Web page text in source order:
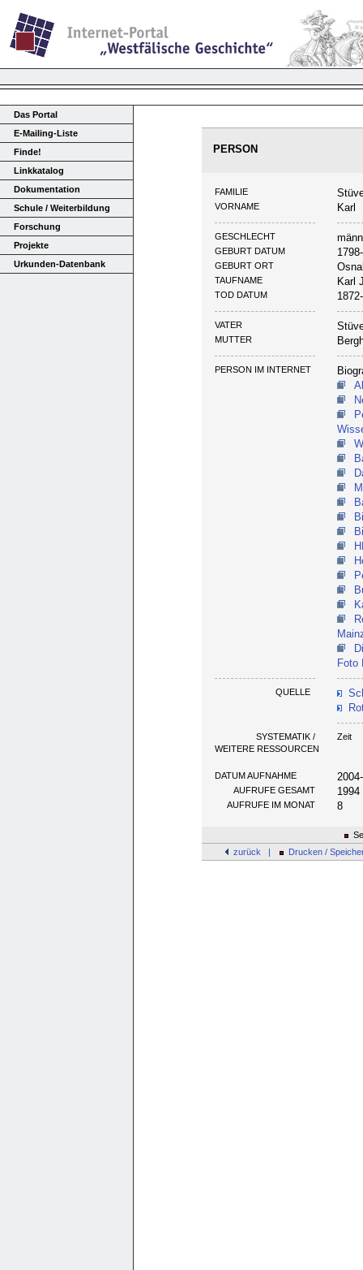
Das Portal
E-Mailing-Liste
Finde!
Linkkatalog
Dokumentation
Schule / Weiterbildung
Forschung
Projekte
Urkunden-Datenbank
PERSON
FAMILIE
VORNAME Karl
GESCHLECHT
GEBURT DATUM
GEBURT ORT
TAUFNAME Karl
TOD DATUM
VATER
MUTTER
PERSON IM INTERNET
Foto
QUELLE
SYSTEMATIK /
WEITERE RESSOURCEN
Zeit
DATUM AUFNAHME
AUFRUFE GESAMT 1994
AUFRUFE IM MONAT 8
zurück |
Drucken /